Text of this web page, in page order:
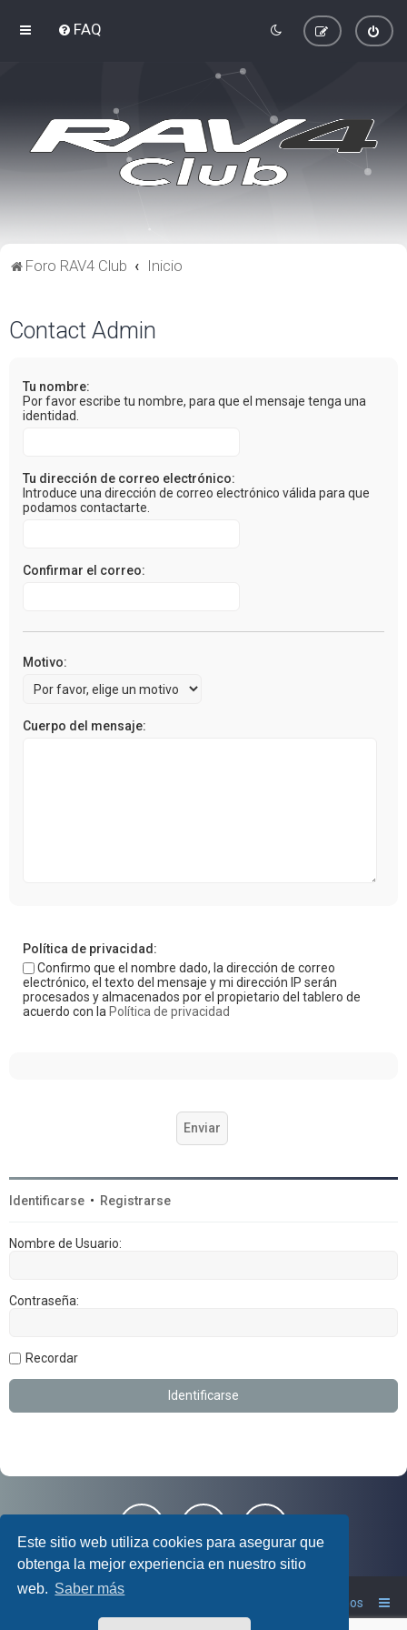
Este sitio web utiliza cookies para asegurar que
obtenga la mejor experiencia en nuestro sitio
web. Saber más
FAQ
Foro RAV4 Club Inicio
Contact Admin
Tu nombre:
Por favor escribe tu nombre, para que el mensaje tenga una
identidad.
Tu dirección de correo electrónico:
Introduce una dirección de correo electrónico válida para que
podamos contactarte.
Confirmar el correo:
Motivo:
Cuerpo del mensaje:
Política de privacidad:
Confirmo que el nombre dado, la dirección de correo
electrónico, el texto del mensaje y mi dirección IP serán
procesados y almacenados por el propietario del tablero de
acuerdo con la Política de privacidad
Identificarse • Registrarse
Nombre de Usuario:
Contraseña:
Recordar
Contáctanos